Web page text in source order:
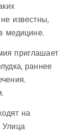
известны,
медицине.
приглашает
раннее
на